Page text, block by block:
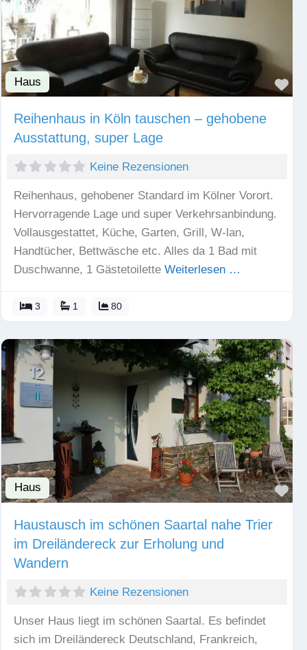
Haus
Reihenhaus in Köln tauschen – gehobene
Ausstattung, super Lage
Keine Rezensionen
Reihenhaus, gehobener Standard im Kölner Vorort.
Hervorragende Lage und super Verkehrsanbindung.
Vollausgestattet, Küche, Garten, Grill, W-lan,
Handtücher, Bettwäsche etc. Alles da 1 Bad mit
Duschwanne, 1 Gästetoilette Weiterlesen …
3 1 80
Haus
Haustausch im schönen Saartal nahe Trier
im Dreiländereck zur Erholung und
Wandern
Keine Rezensionen
Unser Haus liegt im schönen Saartal. Es befindet
sich im Dreiländereck Deutschland, Frankreich,